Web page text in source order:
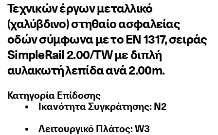
Τεχνικών έργων μεταλλικό
(χαλύβδινο) στηθαίο ασφαλείας
οδών σύμφωνα με το EN 1317, σειράς
SimpleRail 2.00/TW με διπλή
αυλακωτή λεπίδα ανά 2.00m.
Κατηγορία Επίδοσης
Ικανότητα Συγκράτησης: N2
Λειτουργικό Πλάτος: W3